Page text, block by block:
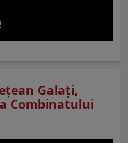
Galaţi,
Combinatului